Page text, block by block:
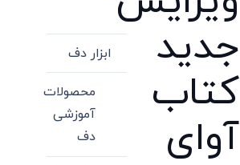
جدید
کتاب
آوای
ابزار دف
محصولات
آموزشی
دف